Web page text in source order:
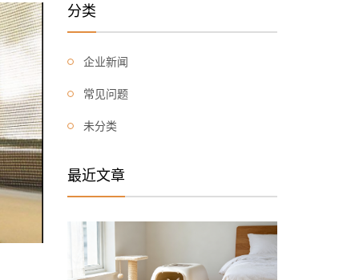
分类
企业新闻
常见问题
未分类
最近文章